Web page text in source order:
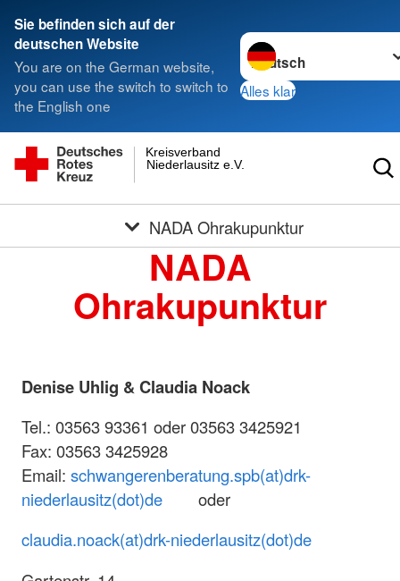
Sie befinden sich auf der
deutschen Website
You are on the German website,
you can use the switch to switch to
the English one
Sprache wechseln zu
Alles klar
Niederlausitz e.V.
Kreisverband
NADA Ohrakupunktur
NADA
Ohrakupunktur
Denise Uhlig & Claudia Noack
Tel.: 03563 93361 oder 03563 3425921
Fax: 03563 3425928
Email: schwangerenberatung.spb(at)drk-
niederlausitz(dot)de oder
claudia.noack(at)drk-niederlausitz(dot)de